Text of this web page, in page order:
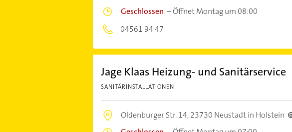
Geschlossen –Öffnet Montag um 08:00
04561 94 47
Jage Klaas Heizung- und Sanitärservice
SANITÄRINSTALLATIONEN
Oldenburger Str. 14,23730 Neustadt in Holstein